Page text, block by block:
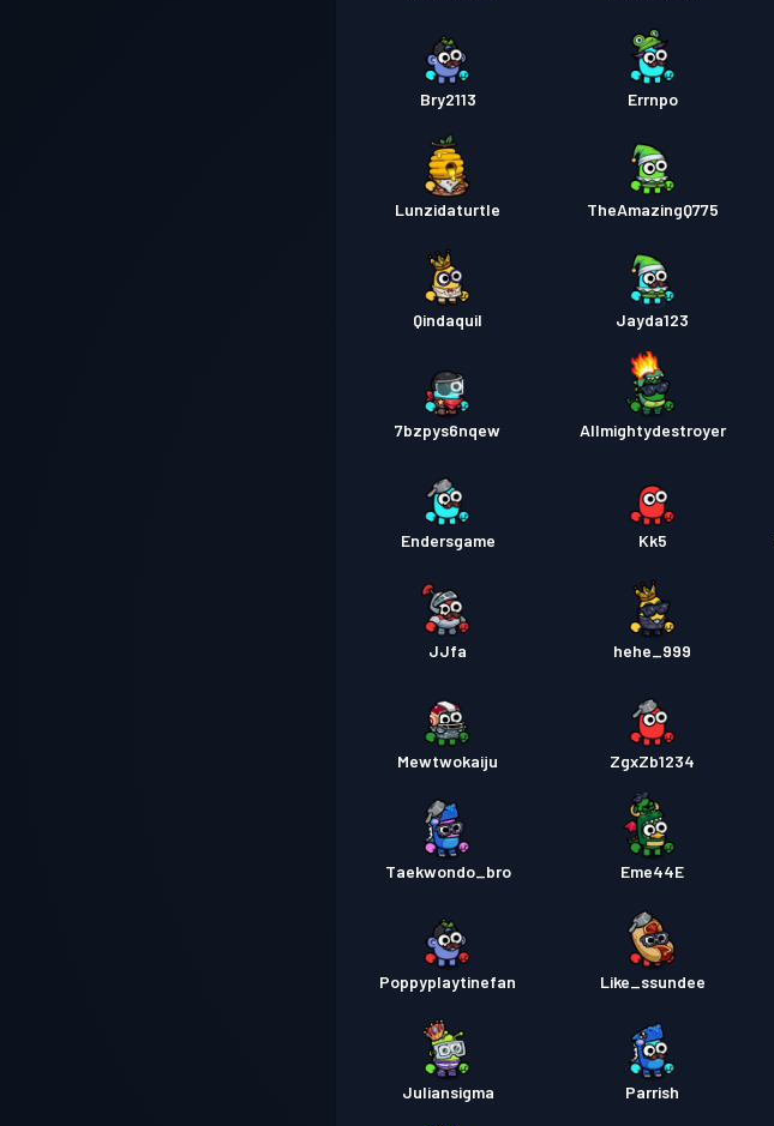
Bry2113 Errnpo
Lunzidaturtle TheAmazingQ775
Qindaquil Jayda123
7bzpys6nqew Allmightydestroyer
Endersgame Kk5
JJfa hehe_999
Mewtwokaiju ZgxZb1234
Taekwondo_bro Eme44E
Poppyplaytinefan Like_ssundee
Juliansigma Parrish